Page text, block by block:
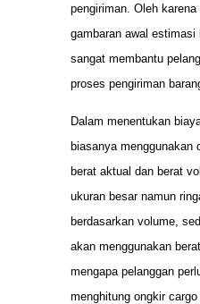
pengiriman. Oleh
gambaran awal
sangat membantu
proses pengiriman
Dalam menentukan
biasanya menggunakan
berat aktual dan berat
ukuran besar namun
berdasarkan volume,
akan menggunakan
mengapa pelanggan
menghitung ongkir